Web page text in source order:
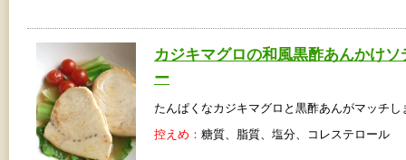
カジキマグロの和風黒酢あんかけソ
ー
たんぱくなカジキマグロと黒酢あんがマッチし
控えめ： 糖質、脂質、塩分、コレステロール